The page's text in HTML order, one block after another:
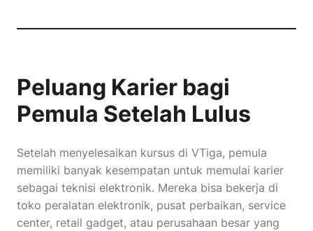
Peluang Karier bagi
Pemula Setelah Lulus
Setelah menyelesaikan kursus di VTiga, pemula
memiliki banyak kesempatan untuk memulai karier
sebagai teknisi elektronik. Mereka bisa bekerja di
toko peralatan elektronik, pusat perbaikan, service
center, retail gadget, atau perusahaan besar yang